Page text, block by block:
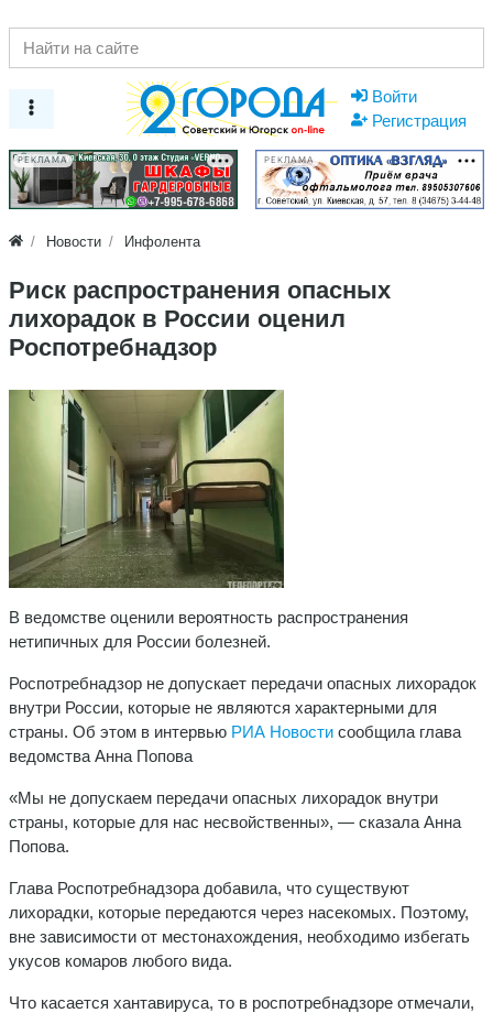
Войти
Регистрация
РЕКЛАМА РЕКЛАМА
Новости Инфолента
Риск распространения опасных
лихорадок в России оценил
Роспотребнадзор
В ведомстве оценили вероятность распространения
нетипичных для России болезней.
Роспотребнадзор не допускает передачи опасных лихорадок
внутри России, которые не являются характерными для
страны. Об этом в интервью РИА Новости сообщила глава
ведомства Анна Попова
«Мы не допускаем передачи опасных лихорадок внутри
страны, которые для нас несвойственны», — сказала Анна
Попова.
Глава Роспотребнадзора добавила, что существуют
лихорадки, которые передаются через насекомых. Поэтому,
вне зависимости от местонахождения, необходимо избегать
укусов комаров любого вида.
Что касается хантавируса, то в роспотребнадзоре отмечали,